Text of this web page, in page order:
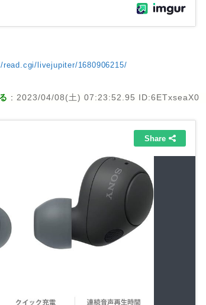
livejupiter/1680906215/
: 2023/04/08(土) 07:23:52.95 ID:6ETxseaX0